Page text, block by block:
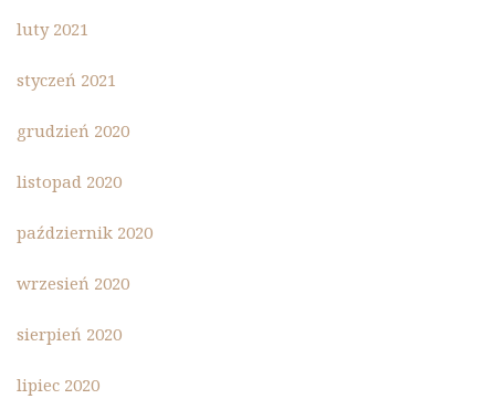
luty 2021
styczeń 2021
grudzień 2020
listopad 2020
październik 2020
wrzesień 2020
sierpień 2020
lipiec 2020